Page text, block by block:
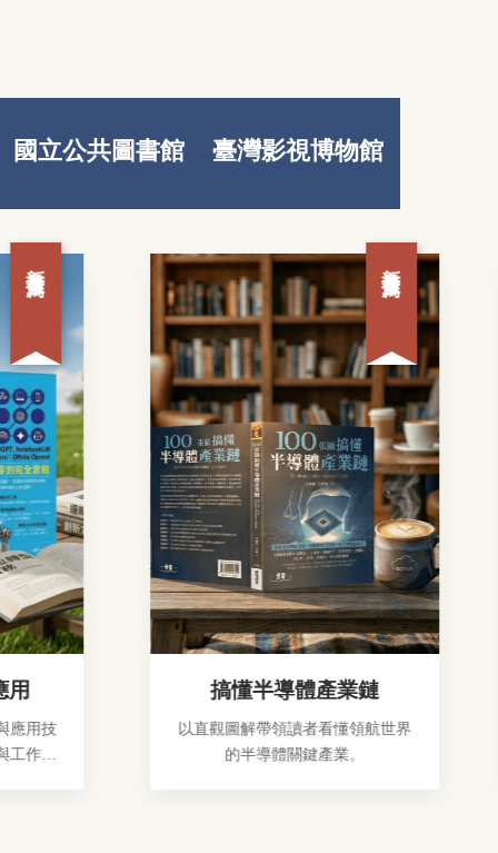
國立公共圖書館 臺灣影視博物館
新書推薦
搞懂半導體產業鏈
以直觀圖解帶領讀者看懂領航世界
的半導體關鍵產業。